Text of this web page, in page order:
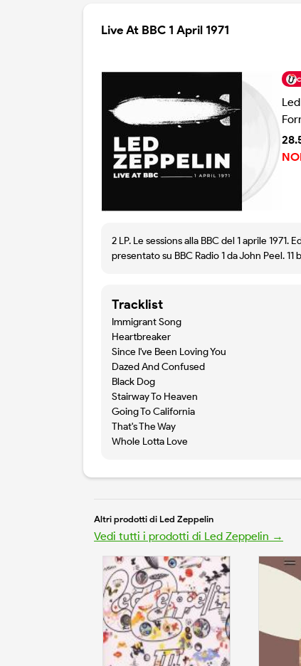
Live At BBC 1 April 1971
2 LP. Le sessions alla BBC del 1 aprile
presentato su BBC Radio 1 da John Peel.
Tracklist
Immigrant Song
Heartbreaker
Since I've Been Loving You
Dazed And Confused
Black Dog
Stairway To Heaven
Going To California
That's The Way
Whole Lotta Love
Altri prodotti di Led Zeppelin
Vedi tutti i prodotti di Led Zeppelin →